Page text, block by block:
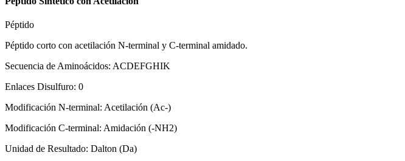
Péptido
Péptido corto con acetilación N-terminal y C-terminal amidado.
Secuencia de Aminoácidos: ACDEFGHIK
Enlaces Disulfuro: 0
Modificación N-terminal: Acetilación (Ac-)
Modificación C-terminal: Amidación (-NH2)
Unidad de Resultado: Dalton (Da)